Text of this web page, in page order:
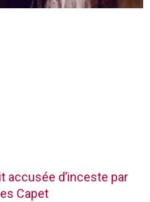
accusée d’inceste par
Capet